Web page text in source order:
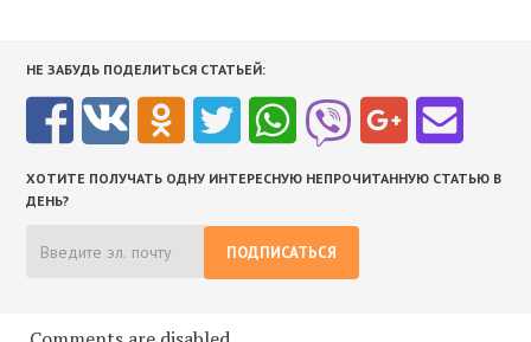
НЕ ЗАБУДЬ ПОДЕЛИТЬСЯ СТАТЬЕЙ:
ХОТИТЕ ПОЛУЧАТЬ ОДНУ ИНТЕРЕСНУЮ НЕПРОЧИТАННУЮ СТАТЬЮ В
ДЕНЬ?
ПОДПИСАТЬСЯ